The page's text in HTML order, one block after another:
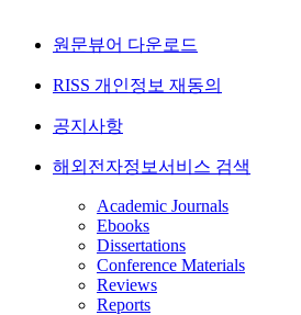
원문뷰어 다운로드
RISS 개인정보 재동의
공지사항
해외전자정보서비스 검색
Academic Journals
Ebooks
Dissertations
Conference Materials
Reviews
Reports